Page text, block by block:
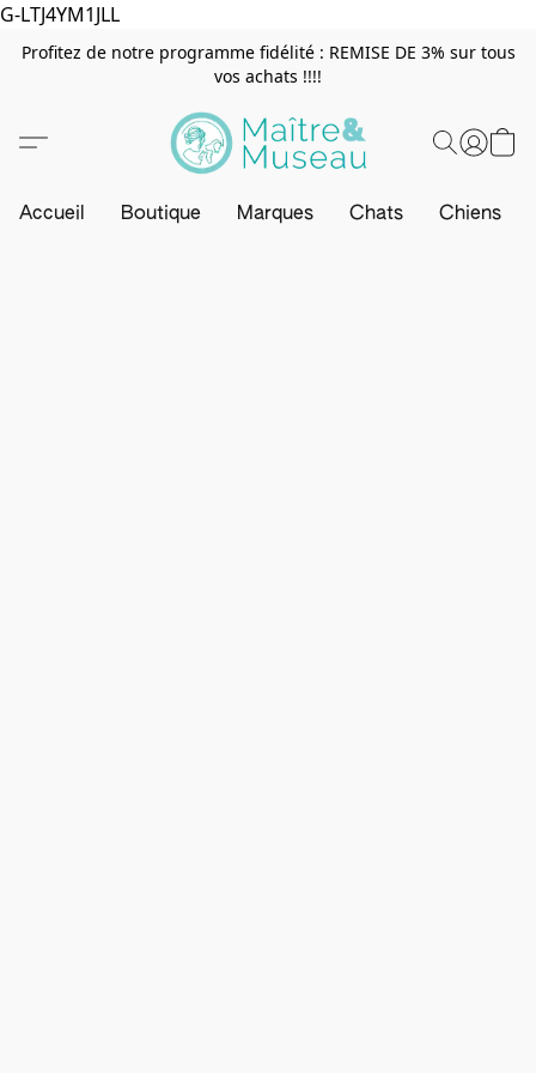
G-LTJ4YM1JLL
Profitez de notre programme fidélité : REMISE DE 3% sur tous
vos achats !!!!
Accueil Boutique Marques Chats Chiens